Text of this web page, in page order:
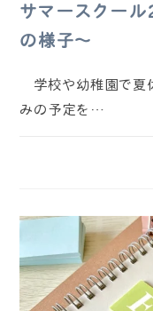
サマースクー
の様子～
学校や幼稚園で夏
みの予定を…